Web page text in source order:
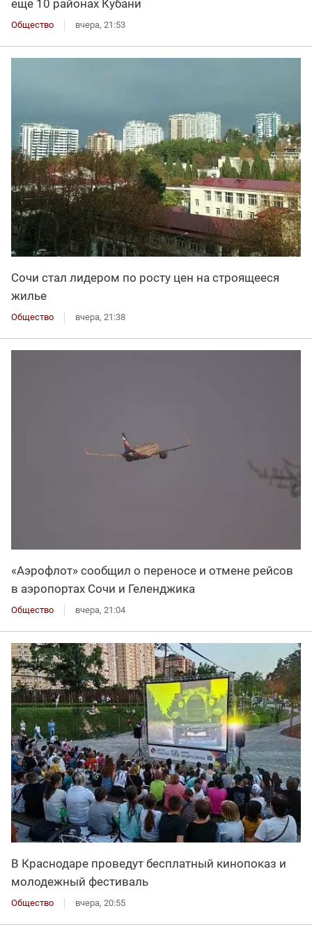
еще 10 районах Кубани
Общество вчера, 21:53
Сочи стал лидером по росту цен на строящееся
жилье
Общество вчера, 21:38
«Аэрофлот» сообщил о переносе и отмене рейсов
в аэропортах Сочи и Геленджика
Общество вчера, 21:04
В Краснодаре проведут бесплатный кинопоказ и
молодежный фестиваль
Общество вчера, 20:55